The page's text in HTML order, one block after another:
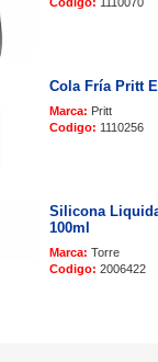
Cola Fría Pritt
Marca: Pritt
Codigo: 1110256
Silicona
100ml
Marca: Torre
Codigo: 2006422